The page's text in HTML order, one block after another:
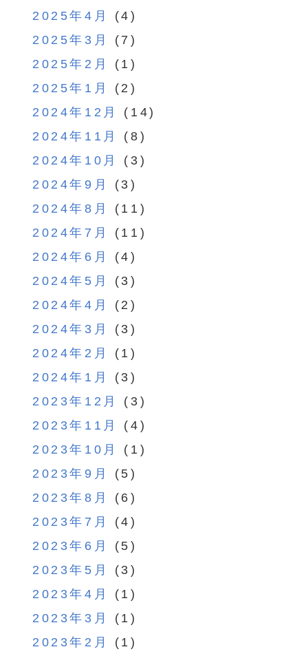
2025年4月
(4)
2025年3月
(7)
2025年2月
(1)
2025年1月
(2)
2024年12月
(14)
2024年11月
(8)
2024年10月
(3)
2024年9月
(3)
2024年8月
(11)
2024年7月
(11)
2024年6月
(4)
2024年5月
(3)
2024年4月
(2)
2024年3月
(3)
2024年2月
(1)
2024年1月
(3)
2023年12月
(3)
2023年11月
(4)
2023年10月
(1)
2023年9月
(5)
2023年8月
(6)
2023年7月
(4)
2023年6月
(5)
2023年5月
(3)
2023年4月
(1)
2023年3月
(1)
2023年2月
(1)